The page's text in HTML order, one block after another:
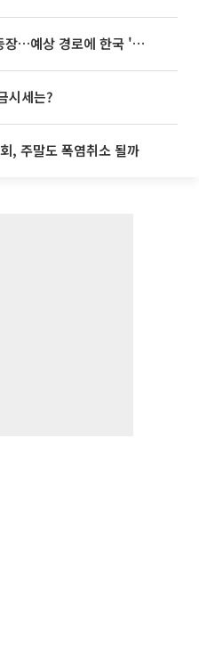
태풍 '돌핀' 이어 '찬홈' 등장…예상 경로에 한국 '한숨'
시세는?
, 주말도 폭염취소 될까